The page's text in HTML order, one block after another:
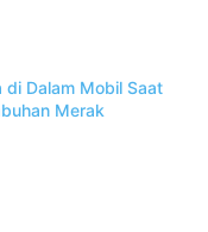
di Dalam Mobil Saat
Merak